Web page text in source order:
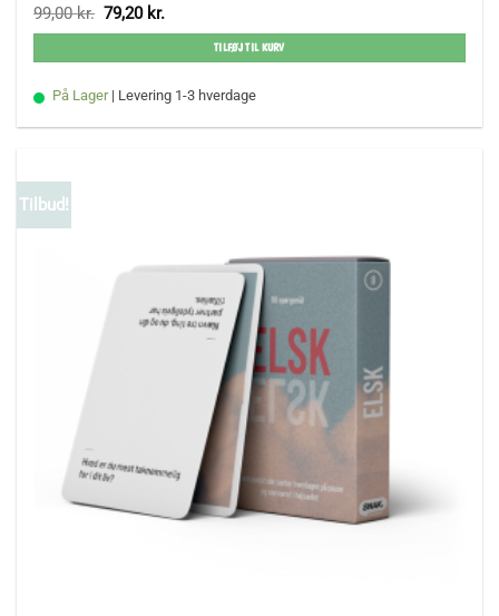
99,00kr. Den
oprindelige
pris
99,00 kr..
79,20 kr.
aktuelle
pris
79,20 kr..
TILFØJ TIL KURV
På Lager | Levering 1-3 hverdage
Tilbud!